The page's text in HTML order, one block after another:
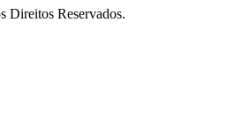
Direitos Reservados.